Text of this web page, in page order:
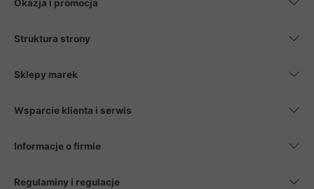
Okazja i promocja
Struktura strony
Sklepy marek
Wsparcie klienta i serwis
Informacje o firmie
Regulaminy i regulacje